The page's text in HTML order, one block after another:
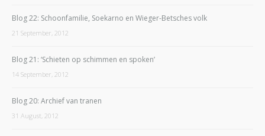
Blog 22: Schoonfamilie, Soekarno en Wieger-Betsches volk
21 September, 2012
Blog 21: ‘Schieten op schimmen en spoken’
14 September, 2012
Blog 20: Archief van tranen
31 August, 2012